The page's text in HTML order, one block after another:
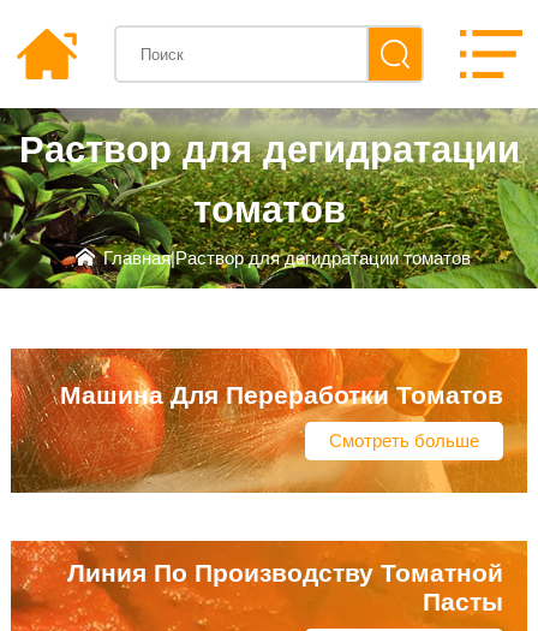
Раствор для дегидратации
томатов
Главная|Раствор для дегидратации томатов
Машина Для Переработки Томатов
Смотреть больше
Линия По Производству Томатной
Пасты